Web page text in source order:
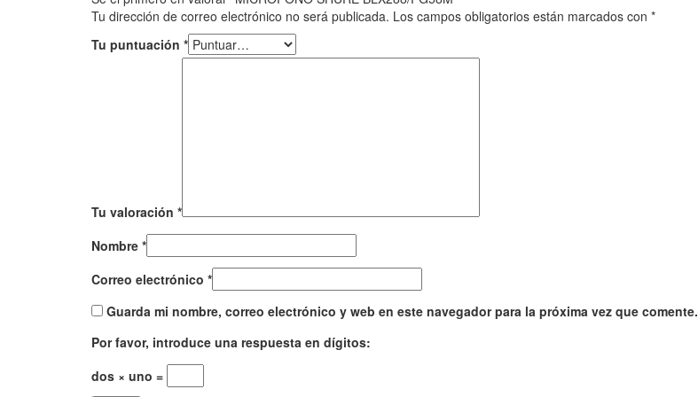
Tu dirección de correo electrónico no será publicada. Los campos obligatorios están marcados con *
Tu puntuación *
Tu valoración *
Nombre *
Correo electrónico *
Guarda mi nombre, correo electrónico y web en este navegador para la próxima vez que comente.
Por favor, introduce una respuesta en dígitos:
dos × uno =